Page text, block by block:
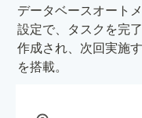
データベースオート
設定で、タスクを完
作成され、次回実施
を搭載。